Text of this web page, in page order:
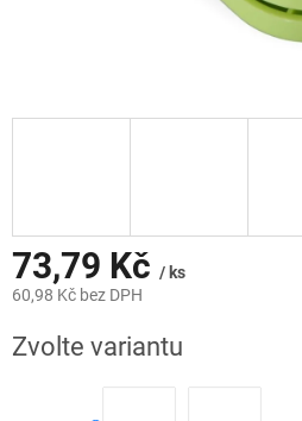
73,79 Kč / ks
60,98 Kč bez DPH
cena:
Zvolte variantu